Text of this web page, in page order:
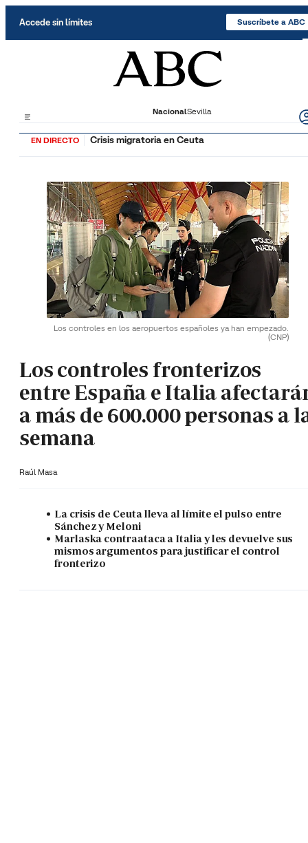
Accede sin límites Suscríbete a ABC
NacionalSevilla
EN DIRECTO Crisis migratoria en Ceuta
Los controles en los aeropuertos españoles ya han empezado.
(CNP)
Los controles fronterizos
entre España e Italia
a más de 600.000 personas a
semana
Raúl Masa
La crisis de Ceuta lleva al límite el pulso entre
Sánchez y Meloni
Marlaska contraataca a Italia y les devuelve sus
mismos argumentos para justificar el control
fronterizo